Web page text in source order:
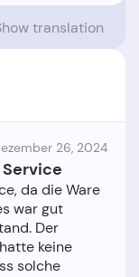
translation
26, 2024
da die Ware
war gut
Der
keine
solche